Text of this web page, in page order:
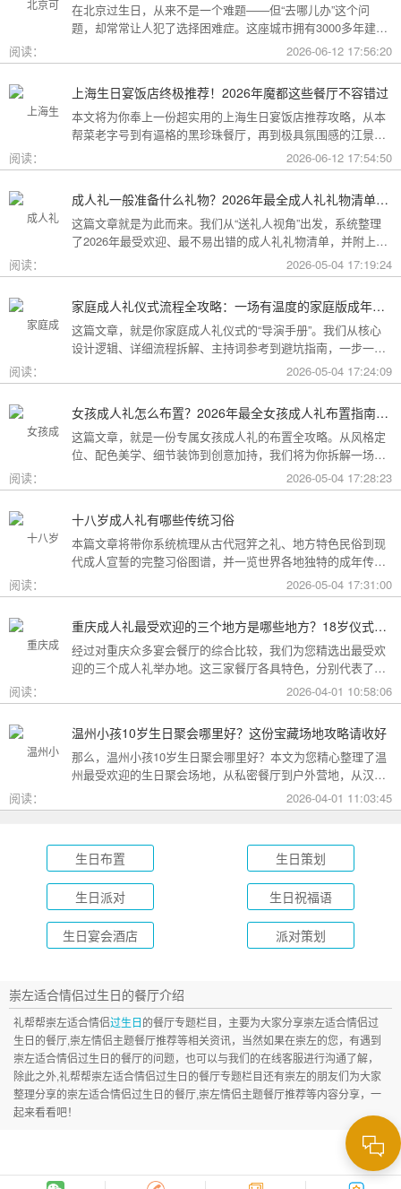
在北京过生日，从来不是一个难题——但“去哪儿办”这个问
题，却常常让人犯了选择困难症。这座城市拥有3000多年建城
史，既有恢弘大气的皇家园林、典雅别致的胡同四合院，也有
摩登时尚的CBD高空餐厅、融合传统与现代的潮人打卡地。无
友圈的派对，还是带小朋友度过一个充满童趣的生日，这篇
2026年北京生日会场地全指南都能帮你找到答案！
阅读： 2026-06-12 17:56:20
上海生日宴饭店终极推荐！2026年魔都这些餐厅不容错过
本文将为你奉上一份超实用的上海生日宴饭店推荐攻略，从本
帮菜老字号到有逼格的黑珍珠餐厅，再到极具氛围感的江景私
房餐厅，全方位承包你的生日派对需求，相信一定能解决你的
挑选难题！
阅读： 2026-06-12 17:54:50
成人礼一般准备什么礼物？2026年最全成人礼礼物清单：父母、长辈、朋友一篇搞定
这篇文章就是为此而来。我们从“送礼人视角”出发，系统整理
了2026年最受欢迎、最不易出错的成人礼礼物清单，并附上挑
选逻辑和避坑指南，帮你用一份恰到好处的心意，为孩子（或
朋友）的18岁写下最温暖的注脚。
阅读： 2026-05-04 17:19:24
家庭成人礼仪式流程全攻略：一场有温度的家庭版成年加冕仪式
这篇文章，就是你家庭成人礼仪式的“导演手册”。我们从核心
设计逻辑、详细流程拆解、主持词参考到避坑指南，一步一步
帮你在家里，为18岁的孩子完成一场笑泪交织、铭记终生的成
年加冕。
阅读： 2026-05-04 17:24:09
女孩成人礼怎么布置？2026年最全女孩成人礼布置指南：从梦幻公主风到酷飒个性范，打造专属她的成年盛典
这篇文章，就是一份专属女孩成人礼的布置全攻略。从风格定
位、配色美学、细节装饰到创意加持，我们将为你拆解一场值
得她铭记一生的成人礼，究竟该如何打造。
阅读： 2026-05-04 17:28:23
十八岁成人礼有哪些传统习俗
本篇文章将带你系统梳理从古代冠笄之礼、地方特色民俗到现
代成人宣誓的完整习俗图谱，并一览世界各地独特的成年传
阅读： 2026-05-04 17:31:00
重庆成人礼最受欢迎的三个地方是哪些地方？18岁仪式感首选这三家
经过对重庆众多宴会餐厅的综合比较，我们为您精选出最受欢
迎的三个成人礼举办地。这三家餐厅各具特色，分别代表了文
化格调、传统品质与新奇体验三个不同方向，能够满足不同家
庭的需求。
阅读： 2026-04-01 10:58:06
温州小孩10岁生日聚会哪里好？这份宝藏场地攻略请收好
那么，温州小孩10岁生日聚会哪里好？本文为您精心整理了温
州最受欢迎的生日聚会场地，从私密餐厅到户外营地，从汉服
成长礼到绿茵场派对，总有一款适合您的孩子！
阅读： 2026-04-01 11:03:45
生日布置 生日策划
生日派对 生日祝福语
生日宴会酒店 派对策划
崇左适合情侣过生日的餐厅介绍
礼帮帮崇左适合情侣过生日的餐厅专题栏目，主要为大家分享崇左适合情侣过
生日的餐厅,崇左情侣主题餐厅推荐等相关资讯，当然如果在崇左的您，有遇到
崇左适合情侣过生日的餐厅的问题，也可以与我们的在线客服进行沟通了解，
除此之外,礼帮帮崇左适合情侣过生日的餐厅专题栏目还有崇左的朋友们为大家
整理分享的崇左适合情侣过生日的餐厅,崇左情侣主题餐厅推荐等内容分享，一
起来看看吧！